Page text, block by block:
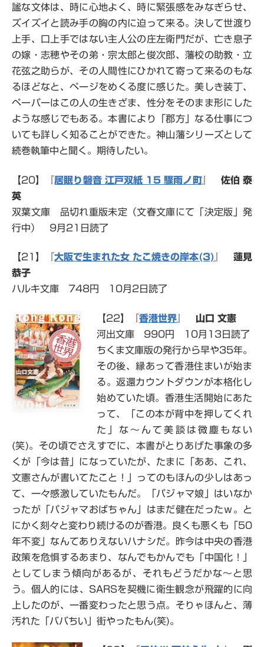
謐な文体は、時に心地よく、時に緊張感をみなぎらせ、
ズイズイと読み手の胸の内に迫って来る。決して世渡り
上手、口上手ではない主人公の庄左衛門だが、亡き息子
の嫁・志穂やその弟・宗太郎と俊次郎、藩校の助教・立
花弦之助らが、その人間性にひかれて寄って来るのもな
るほどなと、ページをめくる度に感じた。美しき装丁、
ペーパーはこの人の生きざま、性分をそのまま形にした
ような感じでもある。本書により「郡方」なる仕事につ
いても詳しく知ることができた。神山藩シリーズとして
続巻執筆中と聞く。期待したい。
【20】『居眠り磐音 江戸双紙 15 驟雨ノ町』 佐伯 泰
英
双葉文庫 品切れ重版未定（文春文庫にて「決定版」発
行中） 9月21日読了
【21】『大阪で生まれた女 たこ焼きの岸本(3)
蓮見
恭子
ハルキ文庫 748円 10月2日読了
【22】『香港世界
山口 文憲
河出文庫 990円 10月13日読了
ちくま文庫版の発行から早や35年。
その後、縁あって香港住まいが始ま
る。返還カウントダウンが本格化し
始めていた頃。香港生活開始にあた
って、「この本が背中を押してくれ
た」な～んて美談は微塵もない
(笑)。その頃でさえすでに、本書がとりあげた事象の多
くが「今は昔」になっていたが、たまに「ああ、これ、
文憲さんが書いてたこと！」ってのもほんの少しはあっ
て、一々感激していたもんだ。「パジャマ娘」はいなか
ったが「パジャマおばちゃん」はまだ健在だったｗ。と
にかく刻々と変わり続けるのが香港。良くも悪くも「50
年不変」なんてありえないハナシだ。昨今は中央の香港
政策を危惧するあまり、なんでもかんでも「中国化！」
としてしまう傾向があるが、それもどうだかな～と思
う。個人的には、SARSを契機に衛生観念が飛躍的に向
上したのが、一番変わったと思う点。そりゃほんと、薄
汚れた「ババちい」街やったもん(笑)。